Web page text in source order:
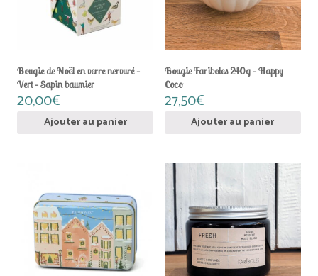
Bougie de Noël en verre nervuré –
Vert – Sapin baumier
20,00€
Ajouter au panier
Bougie Fariboles 240g – Happy
Coco
27,50€
Ajouter au panier